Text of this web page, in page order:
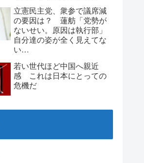
立憲民主党、衆参で議席減
の要因は？ 蓮舫「党勢が
ないせい。原因は執行部」
自分達の姿が全く見えてな
い…
若い世代ほど中国へ親近
感 これは日本にとっての
危機だ